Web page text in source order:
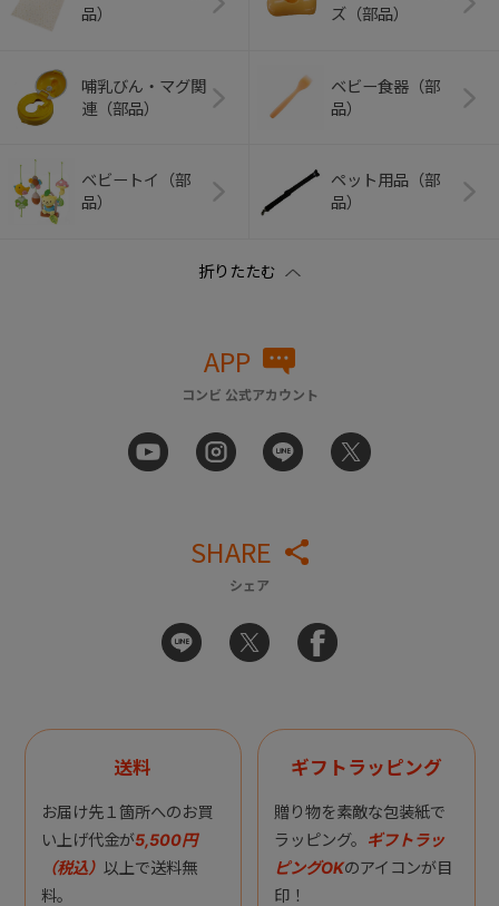
品）
ズ（部品）
哺乳びん・マグ関
連（部品）
ベビー食器（部
品）
ベビートイ（部
品）
ペット用品（部
品）
APP
コンビ 公式アカウント
SHARE
シェア
送料
お届け先１箇所へのお買
い上げ代金が5,500円
（税込） 以上で送料無
料。
ギフトラッピング
贈り物を素敵な包装紙で
ラッピング。 ギフトラッ
ピングOKのアイコンが目
印！